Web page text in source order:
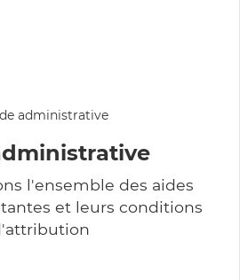
l'ensemble des aides
et leurs conditions